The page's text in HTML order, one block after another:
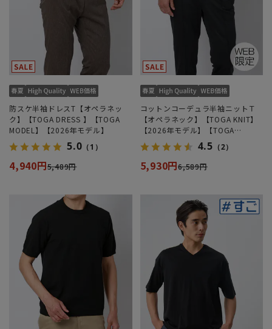
防スケ半袖ドレスT【オペラネッ
ク】【TOGA DRESS 】【TOGA
MODEL】【2026年モデル】
5.0 （1）
4,940円5,489円
コットンコーデュラ半袖ニットＴ
【オペラネック】【TOGA KNIT】
【2026年モデル】【TOGA
MODEL】【WEB限定】
4.5 （2）
5,930円6,589円